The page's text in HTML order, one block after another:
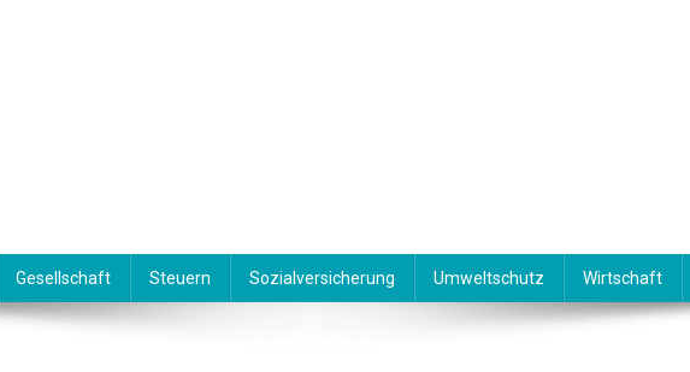
Gesellschaft Steuern Sozialversicherung Umweltschutz Wirtschaft